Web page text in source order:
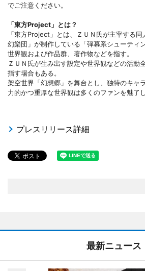
でご注意ください。
「東方Project」とは？
「東方Project」とは、ＺＵＮ氏が主宰する
幻樂団」が制作している「弾幕系シューティ
世界観および作品群、著作物などを指す。
ＺＵＮ氏が生み出す設定や世界観などの活動
指す場合もある。
架空世界「幻想郷」を舞台とし、独特のキャ
力的かつ重厚な世界観は多くのファンを魅了
プレスリリース詳細
最新ニュース